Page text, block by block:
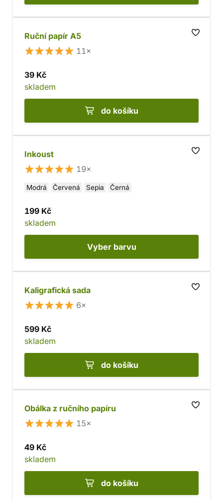
Ruční papír A5
11×
39 Kč
skladem
do košíku
Inkoust
19×
Modrá Červená Sepia Černá
199 Kč
skladem
Vyber barvu
Kaligrafická sada
6×
599 Kč
skladem
do košíku
Obálka z ručního papíru
15×
49 Kč
skladem
do košíku